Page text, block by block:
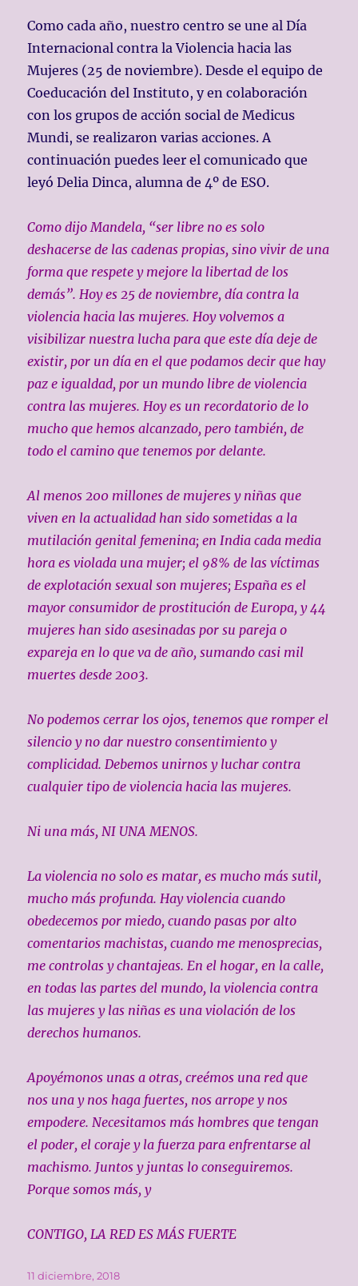
Como cada año, nuestro centro se une al Día
Internacional contra la Violencia hacia las
Mujeres (25 de noviembre). Desde el equipo de
Coeducación del Instituto, y en colaboración
con los grupos de acción social de Medicus
Mundi, se realizaron varias acciones. A
continuación puedes leer el comunicado que
leyó Delia Dinca, alumna de 4º de ESO.
Como dijo Mandela, “ser libre no es solo
deshacerse de las cadenas propias, sino vivir de una
forma que respete y mejore la libertad de los
demás”. Hoy es 25 de noviembre, día contra la
violencia hacia las mujeres. Hoy volvemos a
visibilizar nuestra lucha para que este día deje de
existir, por un día en el que podamos decir que hay
paz e igualdad, por un mundo libre de violencia
contra las mujeres. Hoy es un recordatorio de lo
mucho que hemos alcanzado, pero también, de
todo el camino que tenemos por delante.
Al menos 200 millones de mujeres y niñas que
viven en la actualidad han sido sometidas a la
mutilación genital femenina; en India cada media
hora es violada una mujer; el 98% de las víctimas
de explotación sexual son mujeres; España es el
mayor consumidor de prostitución de Europa, y 44
mujeres han sido asesinadas por su pareja o
expareja en lo que va de año, sumando casi mil
muertes desde 2003.
No podemos cerrar los ojos, tenemos que romper el
silencio y no dar nuestro consentimiento y
complicidad. Debemos unirnos y luchar contra
cualquier tipo de violencia hacia las mujeres.
Ni una más, NI UNA MENOS.
La violencia no solo es matar, es mucho más sutil,
mucho más profunda. Hay violencia cuando
obedecemos por miedo, cuando pasas por alto
comentarios machistas, cuando me menosprecias,
me controlas y chantajeas. En el hogar, en la calle,
en todas las partes del mundo, la violencia contra
las mujeres y las niñas es una violación de los
derechos humanos.
Apoyémonos unas a otras, creémos una red que
nos una y nos haga fuertes, nos arrope y nos
empodere. Necesitamos más hombres que tengan
el poder, el coraje y la fuerza para enfrentarse al
machismo. Juntos y juntas lo conseguiremos.
Porque somos más, y
CONTIGO, LA RED ES MÁS FUERTE
Publicado
11 diciembre, 2018